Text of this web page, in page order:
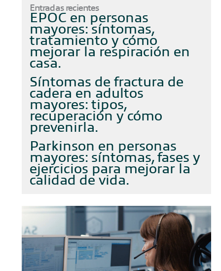
Entradas recientes
EPOC en personas
mayores: síntomas,
tratamiento y cómo
mejorar la respiración en
casa
Síntomas de fractura de
cadera en adultos
mayores: tipos,
recuperación y cómo
prevenirla
Parkinson en personas
mayores: síntomas, fases y
ejercicios para mejorar la
calidad de vida